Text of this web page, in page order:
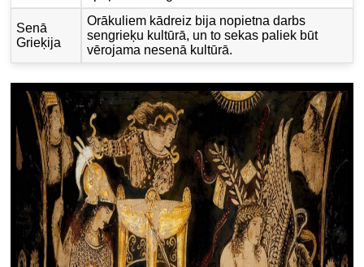
Senā
Grieķija
Orākuliem kādreiz bija nopietna darbs
sengrieķu kultūrā, un to sekas paliek būt
vērojama nesenā kultūrā.